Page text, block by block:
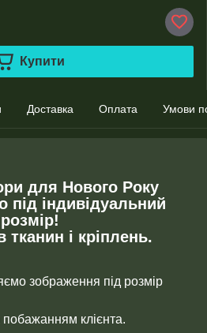
Купити
Доставка Оплата Умови
для Нового Року
під індивідуальний
розмір!
тканин і кріплень.
зображення під розмір
клієнта.